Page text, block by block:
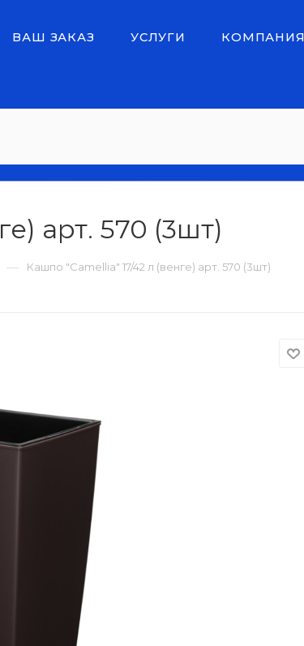
ВАШ ЗАКАЗ УСЛУГИ КОМПАНИЯ
арт. 570 (3шт)
— Кашпо "Camellia" 17/42 л (венге) арт. 570 (3шт)